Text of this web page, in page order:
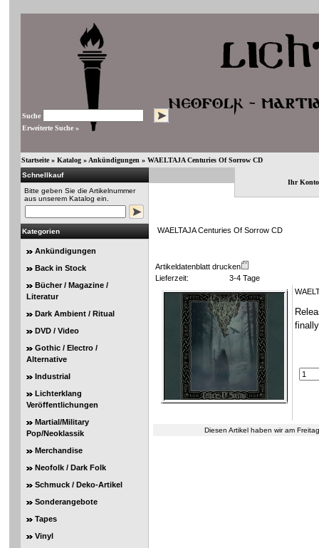
Suche
Erweiterte Suche »
Startseite» Katalog» Ankündigungen » WAELTAJA Centuries Of Sorrow CD
Schnellkauf
Bitte geben Sie die Artikelnummer
aus unserem Katalog ein.
Kategorien
Ankündigungen
Back in Stock
Bücher / Magazine /
Literatur
Dark Ambient / Ritual
DVD / Video
Gothic / Electro /
Alternative
Industrial
Lichterklang
Veröffentlichungen
Martial/Military
Pop/Neoklassik
Merchandise
Neofolk / Dark Folk
Schmuck / Deko-Artikel
Sonderangebote
Tapes
Vinyl
Ihr Konto
WAELTAJA Centuries Of Sorrow CD
Artikeldatenblatt drucken
Lieferzeit:
3-4 Tage
Diesen Artikel haben wir am